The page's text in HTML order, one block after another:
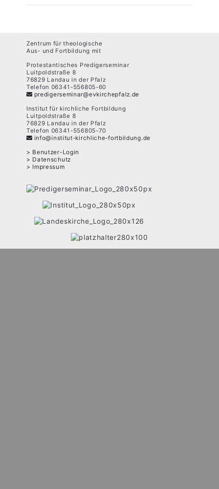
Zentrum für theologische
Aus- und Fortbildung mit
Protestantisches Predigerseminar
Luitpoldstraße 8
76829 Landau in der Pfalz
Telefon 06341-556805-60
predigerseminar@evkirchepfalz.de
Institut für kirchliche Fortbildung
Luitpoldstraße 8
76829 Landau in der Pfalz
Telefon 06341-556805-70
info@institut-kirchliche-fortbildung.de
Benutzer-Login
Datenschutz
Impressum